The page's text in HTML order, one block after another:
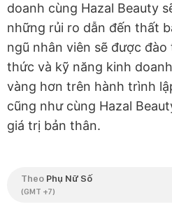
doanh cùng Hazal Beauty
những rủi ro dẫn đến thất
ngũ nhân viên sẽ được đào
thức và kỹ năng kinh
vàng hơn trên hành trình
cũng như cùng Hazal
giá trị bản thân.
Theo Phụ Nữ Số
(GMT +7)